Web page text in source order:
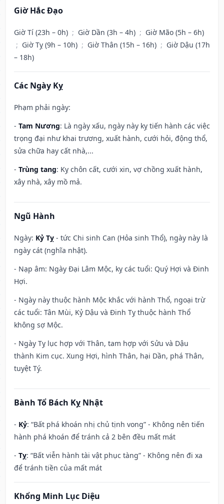
Giờ Hắc Đạo
Giờ Tí (23h – 0h) ; Giờ Dần (3h – 4h) ; Giờ Mão (5h – 6h)
; Giờ Tỵ (9h – 10h) ; Giờ Thân (15h – 16h) ; Giờ Dậu (17h
– 18h)
Các Ngày Kỵ
Phạm phải ngày:
- Tam Nương: Là ngày xấu, ngày này kỵ tiến hành các việc
trọng đại như khai trương, xuất hành, cưới hỏi, động thổ,
sửa chữa hay cất nhà,...
- Trùng tang: Kỵ chôn cất, cưới xin, vợ chồng xuất hành,
xây nhà, xây mồ mả.
Ngũ Hành
Ngày: Kỷ Tỵ - tức Chi sinh Can (Hỏa sinh Thổ), ngày này là
ngày cát (nghĩa nhật).
- Nạp âm: Ngày Đại Lâm Mộc, kỵ các tuổi: Quý Hợi và Đinh
Hợi.
- Ngày này thuộc hành Mộc khắc với hành Thổ, ngoại trừ
các tuổi: Tân Mùi, Kỷ Dậu và Đinh Tỵ thuộc hành Thổ
không sợ Mộc.
- Ngày Tỵ lục hợp với Thân, tam hợp với Sửu và Dậu
thành Kim cục. Xung Hợi, hình Thân, hại Dần, phá Thân,
tuyệt Tý.
Bành Tổ Bách Kỵ Nhật
- Kỷ: “Bất phá khoán nhị chủ tịnh vong” - Không nên tiến
hành phá khoán để tránh cả 2 bên đều mất mát
- Tỵ: “Bất viễn hành tài vật phục tàng” - Không nên đi xa
để tránh tiền của mất mát
Khổng Minh Lục Diệu